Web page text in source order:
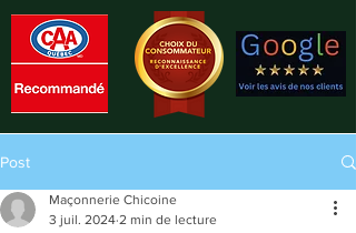
Post
Maçonnerie Chicoine
3 juil. 2024 2 min de lecture